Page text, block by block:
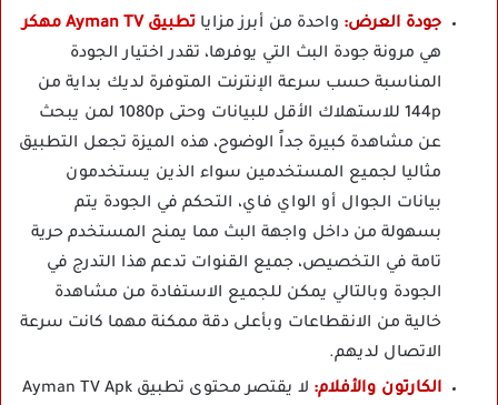
جودة العرض: واحدة من أبرز مزايا تطبيق Ayman TV مهكر
هي مرونة جودة البث التي يوفرها، تقدر اختيار الجودة
المناسبة حسب سرعة الإنترنت المتوفرة لديك بداية من
144p للاستهلاك الأقل للبيانات وحتى 1080p لمن يبحث
عن مشاهدة كبيرة جداً الوضوح، هذه الميزة تجعل التطبيق
مثاليا لجميع المستخدمين سواء الذين يستخدمون
بيانات الجوال أو الواي فاي، التحكم في الجودة يتم
بسهولة من داخل واجهة البث مما يمنح المستخدم حرية
تامة في التخصيص، جميع القنوات تدعم هذا التدرج في
الجودة وبالتالي يمكن للجميع الاستفادة من مشاهدة
خالية من الانقطاعات وبأعلى دقة ممكنة مهما كانت سرعة
الاتصال لديهم.
الكارتون والأفلام:
لا يقتصر محتوى تطبيق Ayman TV Apk